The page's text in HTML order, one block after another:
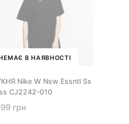
В НАЯВНОСТІ
Nike W Nsw Essntl Ss
CJ2242-010
грн